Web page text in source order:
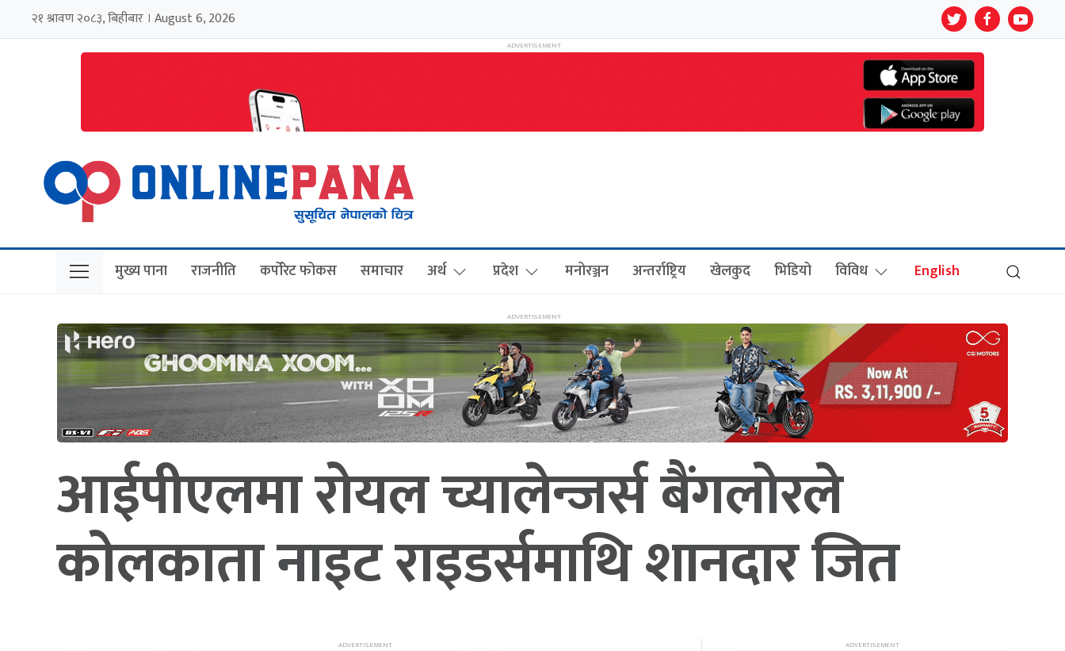
२१ श्रावण २०८३, बिहीबार । August 6, 2026
मुख्य पाना राजनीति कर्पोरेट फोकस समाचार अर्थ प्रदेश मनोरञ्जन अन्तर्राष्ट्रिय खेलकुद भिडियो विविध English
आईपीएलमा रोयल च्यालेन्जर्स बैंगलोरले
कोलकाता नाइट राइडर्समाथि शानदार जित